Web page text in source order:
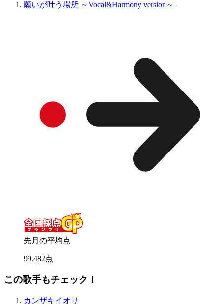
願いが叶う場所 ～Vocal&Harmony version～
先月の平均点
99.482点
この歌手もチェック！
カンザキイオリ